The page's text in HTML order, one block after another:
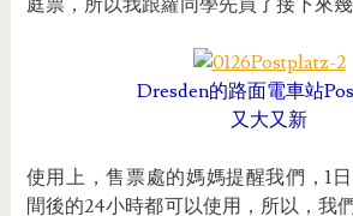
庭票，所以我跟蘿同學先買了接下來幾
Dresden的路面電車站
又大又新
使用上，售票處的媽媽提醒我們，1
間後的24小時都可以使用，所以，我